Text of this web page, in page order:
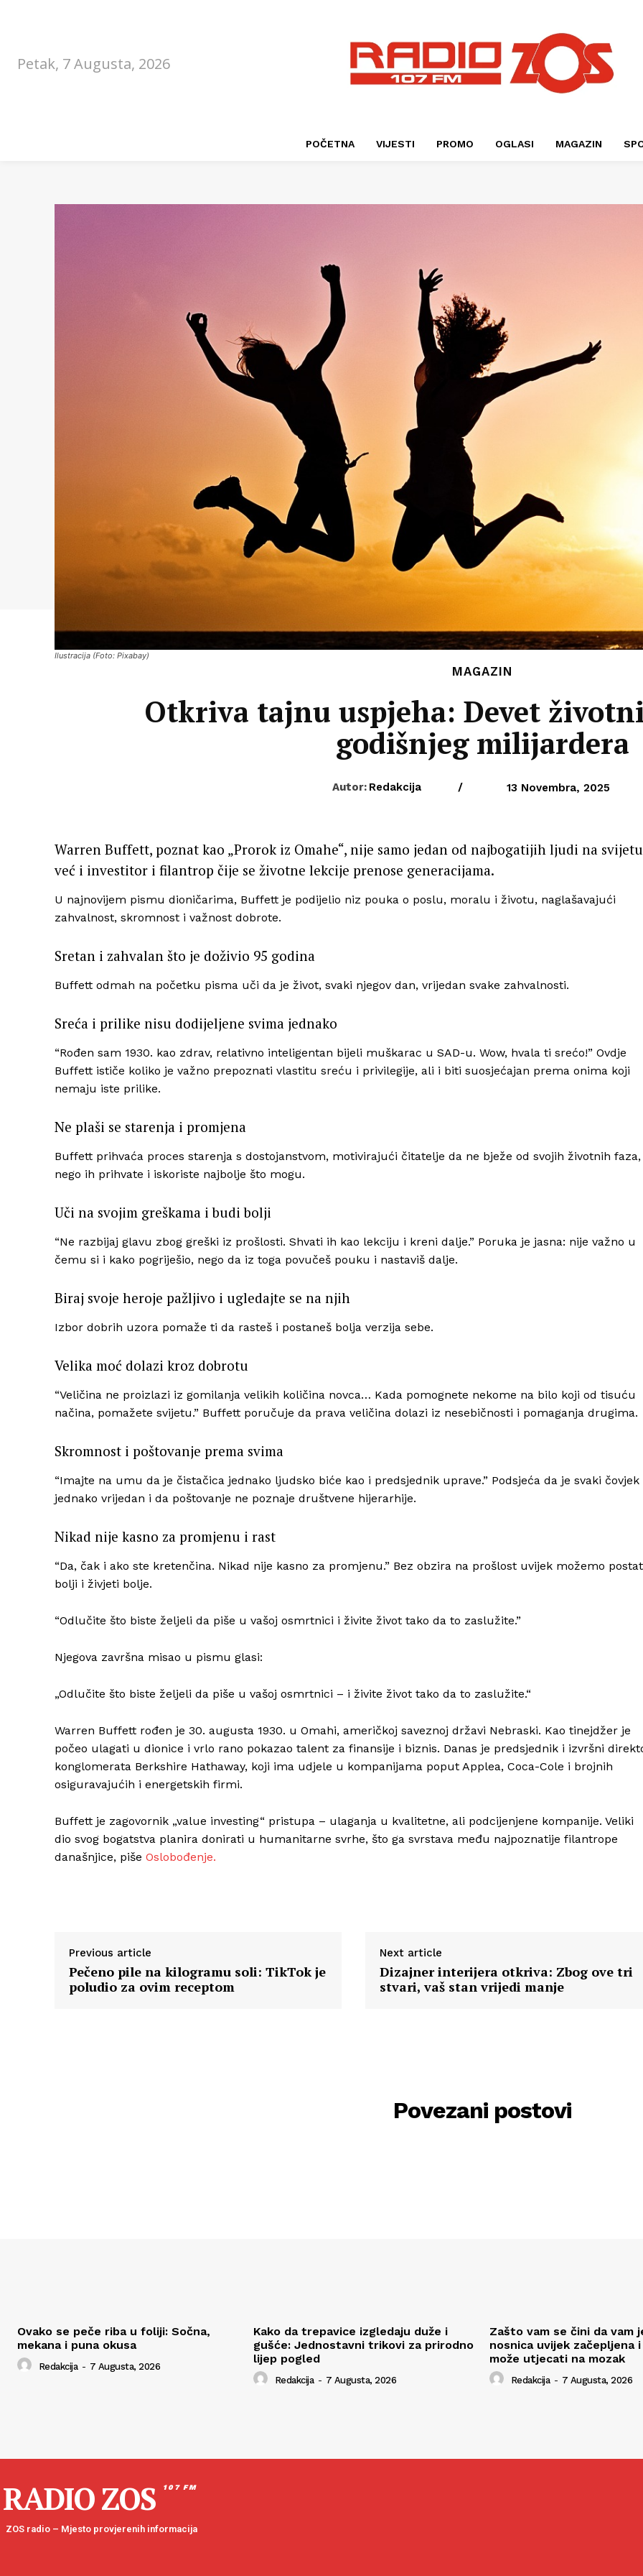
Petak, 7 Augusta, 2026
POČETNA VIJESTI PROMO OGLASI MAGAZIN
Ilustracija (Foto: Pixabay)
MAGAZIN
Otkriva tajnu uspjeha: Devet
godišnjeg milijardera
Autor: Redakcija / 13 Novembra, 2025
Warren Buffett, poznat kao „Prorok iz Omahe“, nije samo jedan od najbogatijih ljudi na
već i investitor i filantrop čije se životne lekcije prenose generacijama.
U najnovijem pismu dioničarima, Buffett je podijelio niz pouka o poslu, moralu i životu, naglašavajući
zahvalnost, skromnost i važnost dobrote.
Sretan i zahvalan što je doživio 95 godina
Buffett odmah na početku pisma uči da je život, svaki njegov dan, vrijedan svake zahvalnosti.
Sreća i prilike nisu dodijeljene svima jednako
“Rođen sam 1930. kao zdrav, relativno inteligentan bijeli muškarac u SAD-u. Wow, hvala ti srećo!” Ovdje
Buffett ističe koliko je važno prepoznati vlastitu sreću i privilegije, ali i biti suosjećajan prema onima koji
nemaju iste prilike.​
Ne plaši se starenja i promjena
Buffett prihvaća proces starenja s dostojanstvom, motivirajući čitatelje da ne bježe od svojih životnih faza,
nego ih prihvate i iskoriste najbolje što mogu.​
Uči na svojim greškama i budi bolji
“Ne razbijaj glavu zbog greški iz prošlosti. Shvati ih kao lekciju i kreni dalje.” Poruka je jasna: nije važno u
čemu si i kako pogriješio, nego da iz toga povučeš pouku i nastaviš dalje.​
Biraj svoje heroje pažljivo i ugledajte se na njih
Izbor dobrih uzora pomaže ti da rasteš i postaneš bolja verzija sebe.​
Velika moć dolazi kroz dobrotu
“Veličina ne proizlazi iz gomilanja velikih količina novca… Kada pomognete nekome na bilo koji od tisuću
načina, pomažete svijetu.” Buffett poručuje da prava veličina dolazi iz nesebičnosti i pomaganja drugima.​
Skromnost i poštovanje prema svima
“Imajte na umu da je čistačica jednako ljudsko biće kao i predsjednik uprave.” Podsjeća da je svaki čovjek
jednako vrijedan i da poštovanje ne poznaje društvene hijerarhije.​
Nikad nije kasno za promjenu i rast
“Da, čak i ako ste kretenčina. Nikad nije kasno za promjenu.” Bez obzira na prošlost uvijek možemo
bolji i živjeti bolje.​
“Odlučite što biste željeli da piše u vašoj osmrtnici i živite život tako da to zaslužite.”
Njegova završna misao u pismu glasi:
„Odlučite što biste željeli da piše u vašoj osmrtnici – i živite život tako da to zaslužite.“
Warren Buffett rođen je 30. augusta 1930. u Omahi, američkoj saveznoj državi Nebraski. Kao tinejdžer je
počeo ulagati u dionice i vrlo rano pokazao talent za finansije i biznis. Danas je predsjednik i izvršni
konglomerata Berkshire Hathaway, koji ima udjele u kompanijama poput Applea, Coca-Cole i brojnih
osiguravajućih i energetskih firmi.
Buffett je zagovornik „value investing“ pristupa – ulaganja u kvalitetne, ali podcijenjene kompanije. Veliki
dio svog bogatstva planira donirati u humanitarne svrhe, što ga svrstava među najpoznatije filantrope
današnjice, piše Oslobođenje.
Previous article
Pečeno pile na kilogramu soli: TikTok je
poludio za ovim receptom
Next article
Dizajner interijera otkriva: Zbog ove tri
stvari, vaš stan vrijedi manje
Povezani postovi
Ovako se peče riba u foliji: Sočna,
mekana i puna okusa
Redakcija - 7 Augusta, 2026
Kako da trepavice izgledaju duže i
gušće: Jednostavni trikovi za prirodno
lijep pogled
Redakcija - 7 Augusta, 2026
Zašto vam se čini da vam
nosnica uvijek začepljena
može utjecati na mozak
Redakcija - 7 Augusta, 2026
RADIO ZOS 107 FM
ZOS radio – Mjesto provjerenih informacija